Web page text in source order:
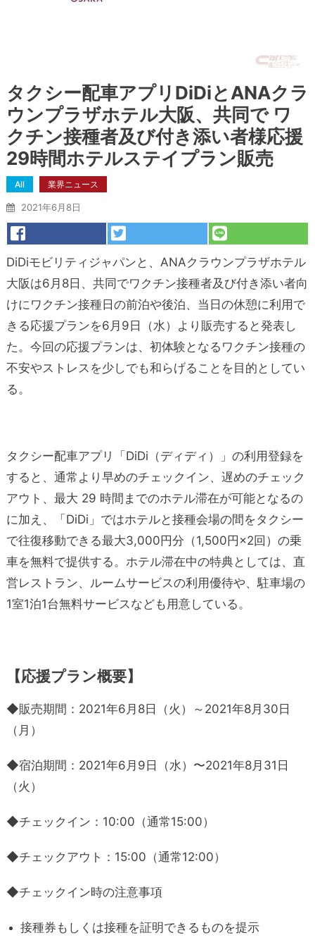
タクシー配車アプリDiDiとANAクラ
ウンプラザホテル大阪、共同で ワ
クチン接種者及び付き添い者様応援
29時間ホテルステイプラン販売
All 業界ニュース
2021年6月8日
DiDiモビリティジャパンと、ANAクラウンプラザホテル
大阪は6月8日、共同でワクチン接種者及び付き添い者向
けにワクチン接種日の前泊や後泊、当日の休憩に利用で
きる応援プランを6月9日（水）より販売すると発表し
た。今回の応援プランは、初体験となるワクチン接種の
不安やストレスを少しでも和らげることを目的としてい
る。
タクシー配車アプリ「DiDi（ディディ）」の利用登録を
すると、通常より早めのチェックイン、遅めのチェック
アウト、最大 29 時間までのホテル滞在が可能となるの
に加え、「DiDi」ではホテルと接種会場の間をタクシー
で往復移動できる最大3,000円分（1,500円×2回）の乗
車を無料で提供する。ホテル滞在中の特典としては、直
営レストラン、ルームサービスの利用優待や、駐車場の
1室1泊1台無料サービスなども用意している。
【応援プラン概要】
◆販売期間：2021年6月8日（火）～2021年8月30日
（月）
◆宿泊期間：2021年6月9日（水）〜2021年8月31日
（火）
◆チェックイン：10:00（通常15:00）
◆チェックアウト：15:00（通常12:00）
◆チェックイン時の注意事項
接種券もしくは接種を証明できるものを提示